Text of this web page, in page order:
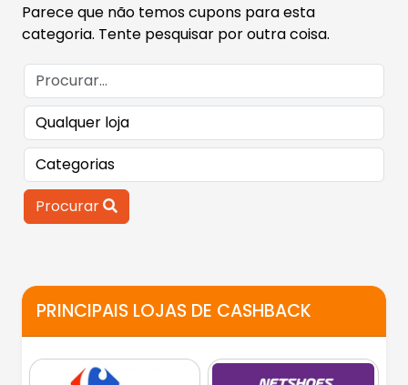
Parece que não temos cupons para esta
categoria. Tente pesquisar por outra coisa.
Procurar
PRINCIPAIS LOJAS DE CASHBACK